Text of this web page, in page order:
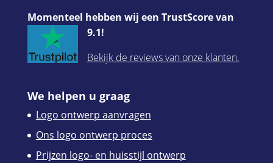
Momenteel hebben wij een TrustScore van
9.1!
Bekijk de reviews van onze klanten.
We helpen u graag
Logo ontwerp aanvragen
Ons logo ontwerp proces
Prijzen logo- en huisstijl ontwerp